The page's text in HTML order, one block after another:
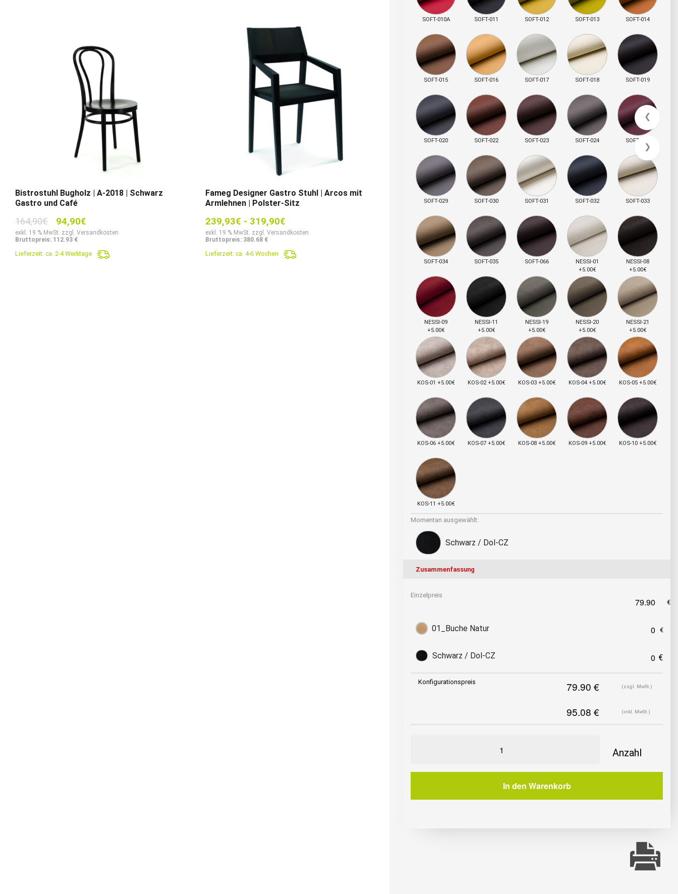
Bistrostuhl Bugholz | A-2018 | Schwarz
Gastro und Café
164,90€
Ursprünglicher
Preis
war:
164,90€
94,90€
Preis
94,90€.
exkl. 19 % MwSt. zzgl. Versandkosten
Bruttopreis: 112.93 €
Lieferzeit: ca. 2-4 Werktage
Fameg Designer Gastro Stuhl | Arcos mit
Armlehnen | Polster-Sitz
239,93€ - 319,90€
exkl. 19 % MwSt. zzgl. Versandkosten
Bruttopreis: 380.68 €
Lieferzeit: ca. 4-6 Wochen
SOFT-010A SOFT-011 SOFT-012 SOFT-013 SOFT-014
SOFT-015 SOFT-016 SOFT-017 SOFT-018 SOFT-019
SOFT-020 SOFT-022 SOFT-023 SOFT-024 SOFT-028
SOFT-029 SOFT-030 SOFT-031 SOFT-032 SOFT-033
SOFT-034 SOFT-035 SOFT-066
NESSI-01
+5.00€
NESSI-08
+5.00€
NESSI-09
+5.00€
NESSI-11
+5.00€
NESSI-19
+5.00€
NESSI-20
+5.00€
NESSI-21
+5.00€
KOS-01 +5.00€ KOS-02 +5.00€ KOS-03 +5.00€ KOS-04 +5.00€ KOS-05 +5.00€
KOS-06 +5.00€ KOS-07 +5.00€ KOS-08 +5.00€ KOS-09 +5.00€ KOS-10 +5.00€
KOS-11 +5.00€
Momentan ausgewählt:
Schwarz / Dol-CZ
Zusammenfassung
Einzelpreis
01_Buche Natur
Schwarz / Dol-CZ
Konfigurationspreis
(zzgl. MwSt.)
(inkl. MwSt.)
In den Warenkorb
❮
❯